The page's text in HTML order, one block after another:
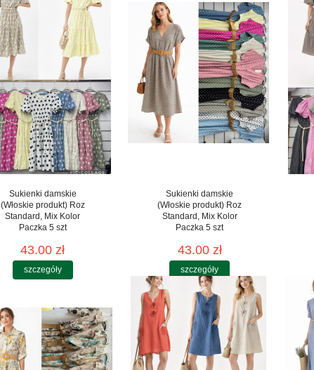
Sukienki damskie
(Włoskie produkt) Roz
Standard, Mix Kolor
Paczka 5 szt
43.00 zł
szczegóły
Sukienki damskie
(Włoskie produkt) Roz
Standard, Mix Kolor
Paczka 5 szt
43.00 zł
szczegóły